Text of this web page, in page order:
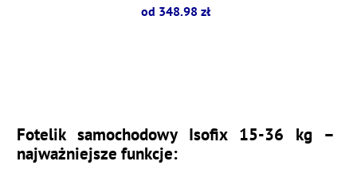
od 348.98 zł
Fotelik samochodowy Isofix 15-36 kg –
najważniejsze funkcje: